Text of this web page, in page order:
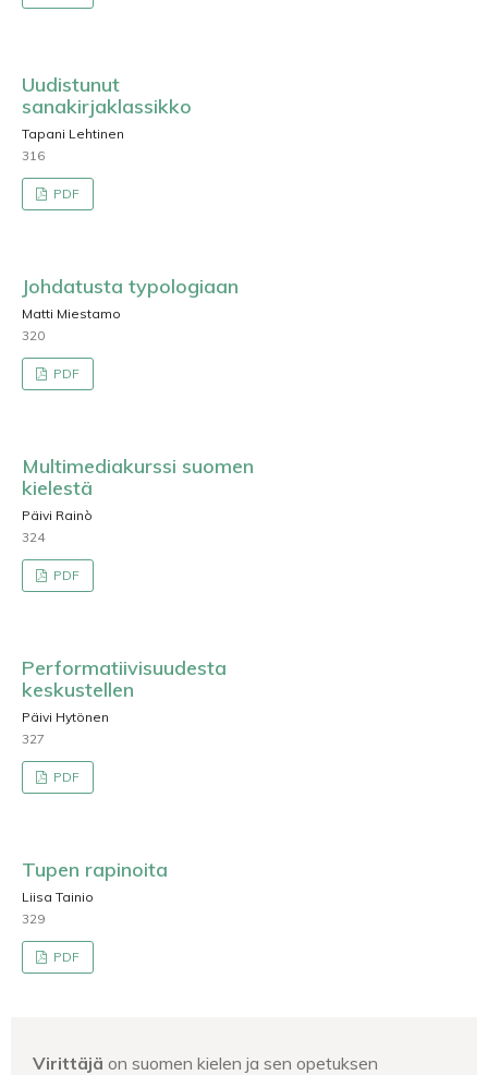
Uudistunut
sanakirjaklassikko
Tapani Lehtinen
316
PDF
Johdatusta typologiaan
Matti Miestamo
320
PDF
Multimediakurssi suomen
kielestä
Päivi Rainò
324
PDF
Performatiivisuudesta
keskustellen
Päivi Hytönen
327
PDF
Tupen rapinoita
Liisa Tainio
329
PDF
Virittäjä on suomen kielen ja sen opetuksen